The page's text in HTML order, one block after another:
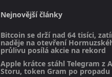
Nejnovější články
Bitcoin se drží nad 64 tisíci,
naděje na otevření
průlivu posílá akcie na rekord
Apple krátce stáhl Telegram z
Storu, token Gram po propadu